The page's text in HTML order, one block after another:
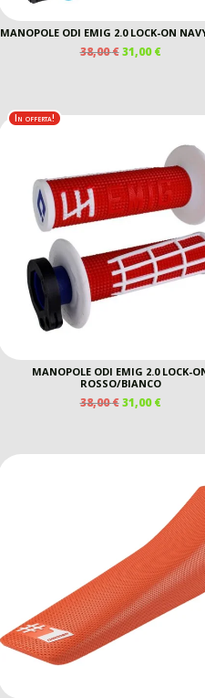
MANOPOLE ODI EMIG 2.0 LOCK-ON
38,00€ IL
38,00 €.
31,00€IL
31,00 €.
In offerta!
MANOPOLE ODI EMIG 2.0 LOCK-
ROSSO/BIANCO
38,00€ IL
31,00€IL